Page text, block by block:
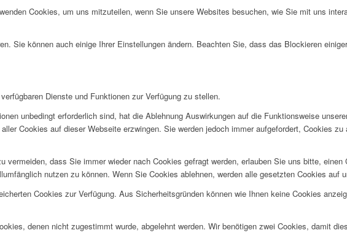
Cookies, um uns mitzuteilen, wenn Sie unsere Websites besuchen, wie Sie mit uns
Sie können auch einige Ihrer Einstellungen ändern. Beachten Sie, dass das Blockieren
Dienste und Funktionen zur Verfügung zu stellen.
unbedingt erforderlich sind, hat die Ablehnung Auswirkungen auf die Funktionsweise
Cookies auf dieser Webseite erzwingen. Sie werden jedoch immer aufgefordert, Cookies
dass Sie immer wieder nach Cookies gefragt werden, erlauben Sie uns bitte,
nutzen zu können. Wenn Sie Cookies ablehnen, werden alle gesetzten Cookies auf
Cookies zur Verfügung. Aus Sicherheitsgründen können wie Ihnen keine Cookies
denen nicht zugestimmt wurde, abgelehnt werden. Wir benötigen zwei Cookies, damit